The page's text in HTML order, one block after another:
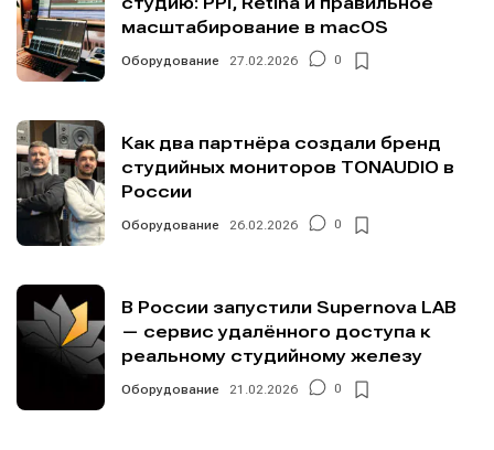
масштабирование в macOS
Оборудование 27.02.2026 0
Как два партнёра создали бренд
студийных мониторов TONAUDIO в
России
Оборудование 26.02.2026 0
В России запустили Supernova LAB
— сервис удалённого доступа к
реальному студийному железу
Оборудование 21.02.2026 0